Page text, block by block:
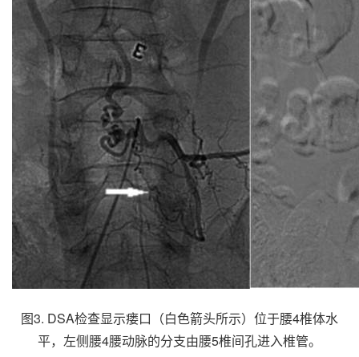
图3. DSA检查显示瘘口（白色箭头所示）位于腰4椎体水
平，左侧腰4腰动脉的分支由腰5椎间孔进入椎管。